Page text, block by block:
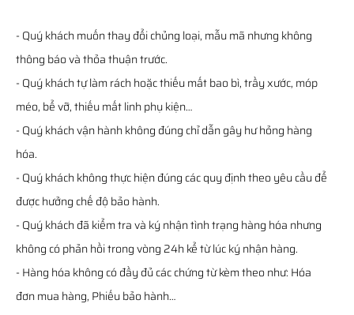
- Quý khách muốn thay đổi chủng loại, mẫu mã nhưng không
thông báo và thỏa thuận trước.
- Quý khách tự làm rách hoặc thiếu mất bao bì, trầy xước, móp
méo, bể vỡ, thiếu mất linh phụ kiện…
- Quý khách vận hành không đúng chỉ dẫn gây hư hỏng hàng
hóa.
- Quý khách không thực hiện đúng các quy định theo yêu cầu để
được hưởng chế độ bảo hành.
- Quý khách đã kiểm tra và ký nhận tình trạng hàng hóa nhưng
không có phản hồi trong vòng 24h kể từ lúc ký nhận hàng.
- Hàng hóa không có đầy đủ các chứng từ kèm theo như: Hóa
đơn mua hàng, Phiếu bảo hành…